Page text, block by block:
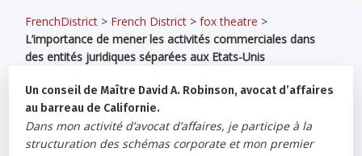
FrenchDistrict > French District >fox theatre >
L’importance de mener les activités commerciales dans
des entités juridiques séparées aux Etats-Unis
Un conseil de Maître David A. Robinson, avocat d’affaires
au barreau de Californie.
Dans mon activité d’avocat d’affaires, je participe à la
structuration des schémas corporate et mon premier